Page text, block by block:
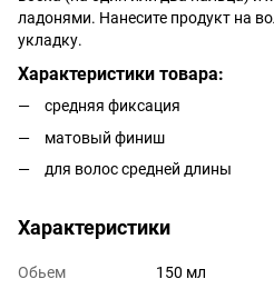
ладонями. Нанесите продукт на
укладку.
Характеристики товара:
средняя фиксация
матовый финиш
для волос средней длины
Характеристики
Обьем
150 мл